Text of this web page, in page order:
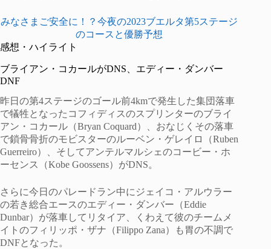
みなさまご安全に！？今夜の2023ブエルタ第5ステージ
のコースと優勝予想
感想・ハイライト
ブライアン・コカールがDNS、エディー・ダンバー
DNF
昨日の第4ステージのゴール前4kmで発生した集団落車
で犠牲となったコフィディスのスプリンターのブライ
アン・コカール（Bryan Coquard）、おなじくその落車
で鎖骨骨折のモビスターのルーベン・ゲレイロ（Ruben
Guerreiro）、そしてアンテルマルシェのコービー・ホ
ーセンス（Kobe Goossens）がDNS。
さらに今日のパレードラン中にジェイコ・アルウラー
の若き総合エースのエディー・ダンバー（Eddie
Dunbar）が落車してリタイア、くわえて彼のチームメ
イトのフィリッポ・ザナ（Filippo Zana）も胃の不調で
DNFとなった。